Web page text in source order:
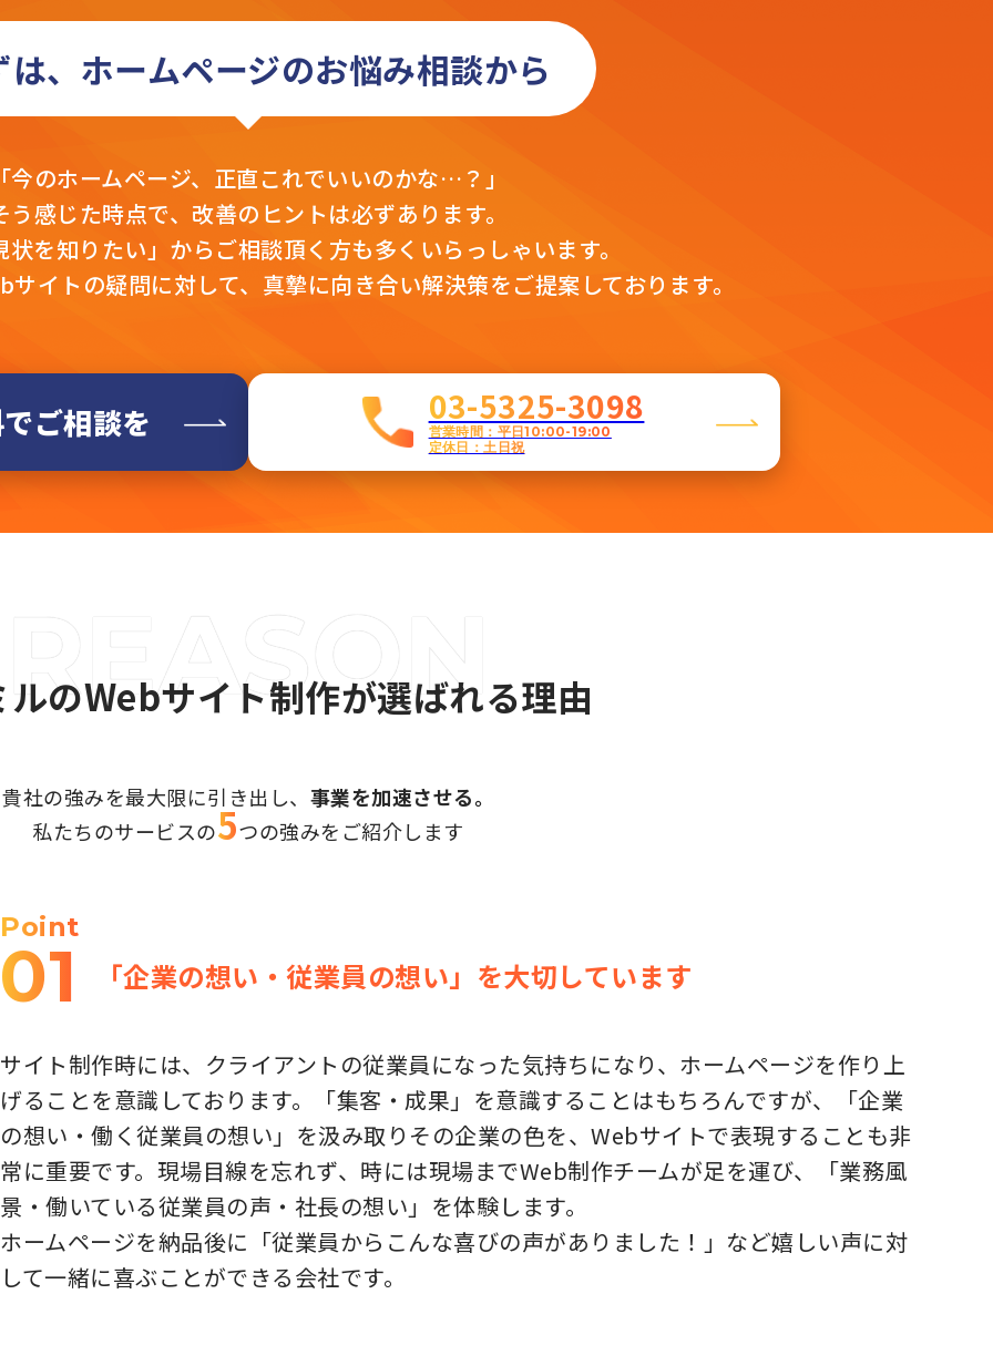
は、ホームページのお悩み相談から
今のホームページ、 正直これでいいのかな…？」
う感じた時点で、 改善のヒントは必ずあります。
状を知りたい」からご相談頂く方も多くいらっしゃいます。
イトの疑問に対して、真摯に向き合い解決策をご提案しております。
ご相談を 03-5325-3098
営業時間：平日10:00-19:00
定休日：土日祝
のWebサイト制作が選ばれる理由
貴社の強みを最大限に引き出し、 事業を加速させる。
私たちのサービスの5つの強みをご紹介します
Point
01 「企業の想い・従業員の想い」を大切しています
サイト制作時には、クライアントの従業員になった気持ちになり、ホームページを作り上
げることを意識しております。「集客・成果」を意識することはもちろんですが、「企業
の想い・働く従業員の想い」を汲み取りその企業の色を、Webサイトで表現することも非
常に重要です。現場目線を忘れず、時には現場までWeb制作チームが足を運び、「業務風
景・働いている従業員の声・社長の想い」を体験します。
ホームページを納品後に「従業員からこんな喜びの声がありました！」など嬉しい声に対
して一緒に喜ぶことができる会社です。